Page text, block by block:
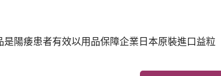
陽痿患者有效以用品保障企業日本原裝進口益粒